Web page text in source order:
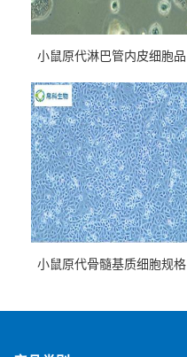
小鼠原代淋巴管内皮细胞品
小鼠原代骨髓基质细胞规格